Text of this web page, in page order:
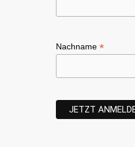
Nachname *